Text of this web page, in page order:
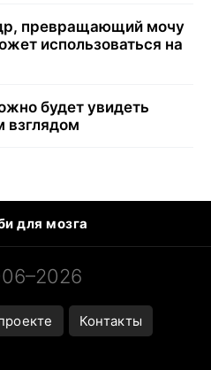
превращающий мочу
использоваться на
будет увидеть
взглядом
для мозга
океанариуме
Контакты